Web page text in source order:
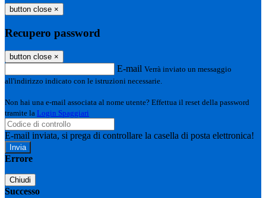
button close ×
Recupero password
button close ×
E-mail Verrà inviato un messaggio
all'indirizzo indicato con le istruzioni necessarie.
Non hai una e-mail associata al nome utente? Effettua il reset della password
tramite la Login Spaggiari
E-mail inviata, si prega di controllare la casella di posta elettronica!
Errore
Chiudi
Successo